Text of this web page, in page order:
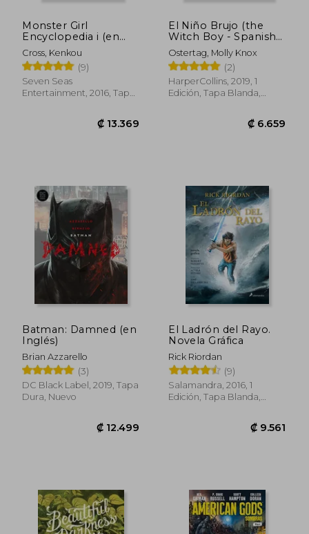
Monster Girl
Encyclopedia i (en
Inglés)
Cross, Kenkou
(9)
Seven Seas
Entertainment, 2016, Tapa
El Niño Brujo (the
Witch Boy - Spanish
Edition)
Ostertag, Molly Knox
(2)
HarperCollins, 2019, 1
Edición, Tapa Blanda,
Batman: Damned (en
Inglés)
Brian Azzarello
(3)
DC Black Label, 2019, Tapa
Dura, Nuevo
El Ladrón del Rayo.
Novela Gráfica
Rick Riordan
(9)
Salamandra, 2016, 1
Edición, Tapa Blanda,